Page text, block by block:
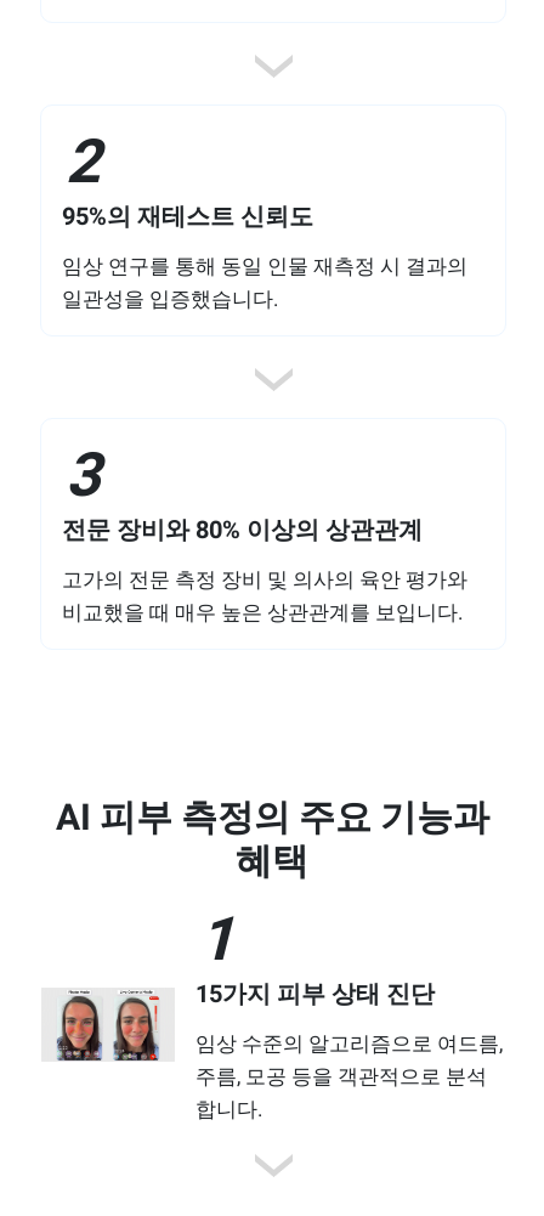
2
95%의 재테스트 신뢰도
임상 연구를 통해 동일 인물 재측정 시 결과의
일관성을 입증했습니다.
3
전문 장비와 80% 이상의 상관관계
고가의 전문 측정 장비 및 의사의 육안 평가와
비교했을 때 매우 높은 상관관계를 보입니다.
AI 피부 측정의 주요 기능과
혜택
1
15가지 피부 상태 진단
임상 수준의 알고리즘으로 여드름,
주름, 모공 등을 객관적으로 분석
합니다.